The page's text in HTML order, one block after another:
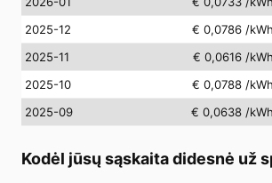
2025-12
€ 0,0786 /kWh
2025-11
€ 0,0616 /kWh
2025-10
€ 0,0788 /kWh
2025-09
€ 0,0638 /kWh
Kodėl jūsų sąskaita didesnė už